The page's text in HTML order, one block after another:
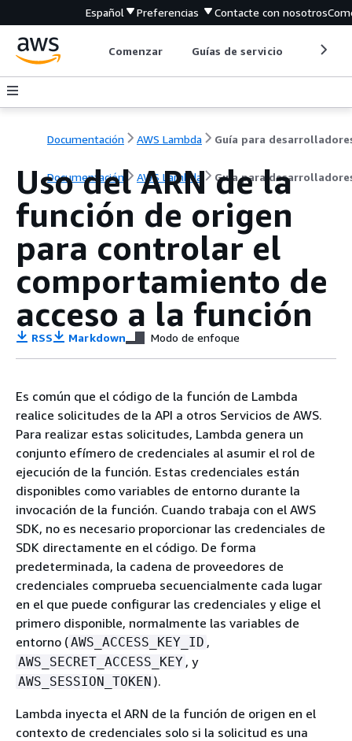
Español Preferencias Contacte con nosotros
Comenzar Guías de servicio
Documentación AWS Lambda Guía para
Documentación AWS Lambda Guía para
Uso del ARN de la
función de origen
para controlar el
comportamiento de
acceso a la función
RSS Markdown Modo de enfoque
Es común que el código de la función de Lambda
realice solicitudes de la API a otros Servicios de AWS.
Para realizar estas solicitudes, Lambda genera un
conjunto efímero de credenciales al asumir el rol de
ejecución de la función. Estas credenciales están
disponibles como variables de entorno durante la
invocación de la función. Cuando trabaja con el AWS
SDK, no es necesario proporcionar las credenciales de
SDK directamente en el código. De forma
predeterminada, la cadena de proveedores de
credenciales comprueba secuencialmente cada lugar
en el que puede configurar las credenciales y elige el
primero disponible, normalmente las variables de
entorno (AWS_ACCESS_KEY_ID ,
AWS_SECRET_ACCESS_KEY , y
AWS_SESSION_TOKEN ).
Lambda inyecta el ARN de la función de origen en el
contexto de credenciales solo si la solicitud es una